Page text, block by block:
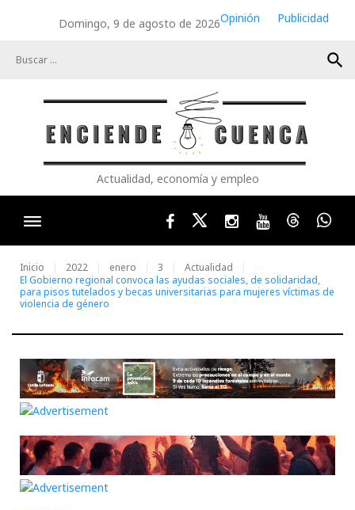
Domingo, 9 de agosto de 2026Opinión
Publicidad
search
Actualidad, economía y empleo
FacebookTwitterInstagram
YoutubeThreads
Inicio 2022 enero 3
Actualidad
El Gobierno regional convoca las ayudas sociales, de solidaridad,
para pisos tutelados y becas universitarias para mujeres víctimas de
violencia de género